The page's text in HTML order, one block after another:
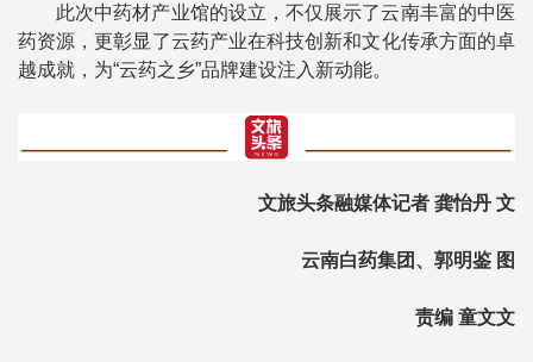
此次中药材产业馆的设立，不仅展示了云南丰富的中医
药资源，更彰显了云药产业在科技创新和文化传承方面的卓
越成就，为“云药之乡”品牌建设注入新动能。
文旅头条融媒体记者 龚怡丹 文
云南白药集团、郭明鉴 图
责编 童文文